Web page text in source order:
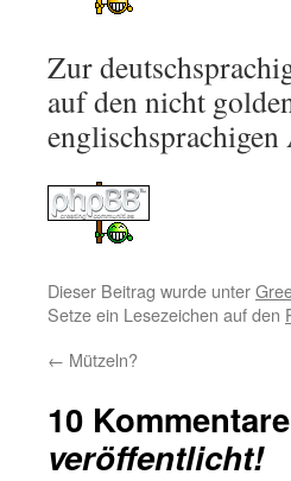
Zur
auf den nicht
Dieser Beitrag wurde unter
Setze ein Lesezeichen auf den
← Mützeln?
10
veröffentlicht!